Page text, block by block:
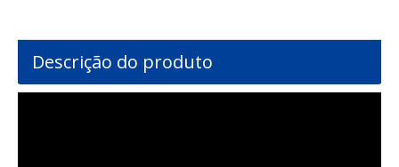
Descrição do produto